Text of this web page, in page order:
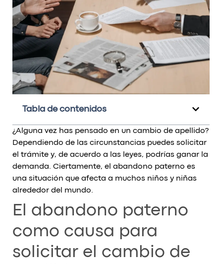
Tabla de contenidos
¿Alguna vez has pensado en un cambio de apellido?
Dependiendo de las circunstancias puedes solicitar
el trámite y, de acuerdo a las leyes, podrías ganar la
demanda. Ciertamente, el abandono paterno es
una situación que afecta a muchos niños y niñas
alrededor del mundo.
El abandono paterno
como causa para
solicitar el cambio de